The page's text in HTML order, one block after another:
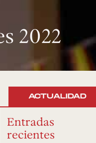
2022
ACTUALIDAD
Entradas
recientes